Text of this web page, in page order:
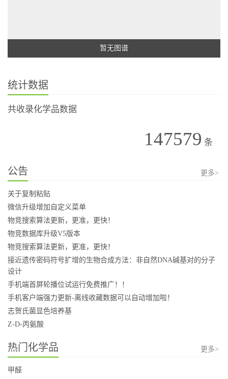
暂无图谱
统计数据
共收录化学品数据
147579 条
公告 更多>
关于复制粘贴
微信升级增加自定义菜单
物竞搜索算法更新，更准，更快！
物竞数据库升级V5版本
物竞搜索算法更新，更准，更快！
接近遗传密码符号扩增的生物合成方法：非自然DNA碱基对的分子
设计
手机端首屏轮播位试运行免费推广！！
手机客户端强力更新-离线收藏数据可以自动增加啦！
志贺氏菌显色培养基
Z-D-丙氨酸
热门化学品 更多>
甲醛